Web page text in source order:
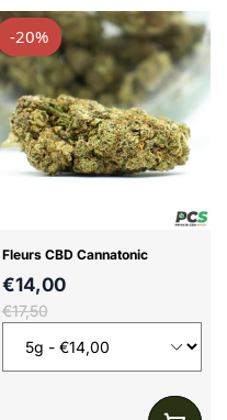
-20%
Fleurs CBD Cannatonic
€14,00
€17,50